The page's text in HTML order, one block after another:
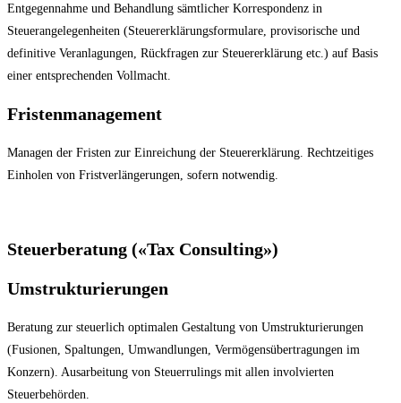
Entgegennahme und Behandlung sämtlicher Korrespondenz in
Steuerangelegenheiten (Steuererklärungsformulare, provisorische und
definitive Veranlagungen, Rückfragen zur Steuererklärung etc.) auf Basis
einer entsprechenden Vollmacht.
Fristenmanagement
Managen der Fristen zur Einreichung der Steuererklärung. Rechtzeitiges
Einholen von Fristverlängerungen, sofern notwendig.
Steuerberatung («Tax Consulting»)
Umstrukturierungen
Beratung zur steuerlich optimalen Gestaltung von Umstrukturierungen
(Fusionen, Spaltungen, Umwandlungen, Vermögensübertragungen im
Konzern). Ausarbeitung von Steuerrulings mit allen involvierten
Steuerbehörden.